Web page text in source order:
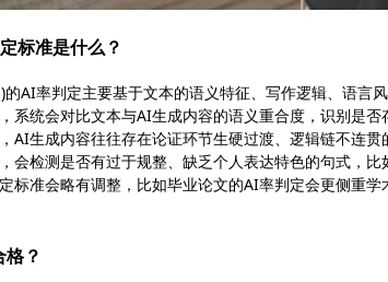
标准是什么？
AI率判定主要基于文本的语义特征、写作逻辑、语言风
系统会对比文本与AI生成内容的语义重合度，识别是否
AI生成内容往往存在论证环节生硬过渡、逻辑链不连贯
会检测是否有过于规整、缺乏个人表达特色的句式，比
标准会略有调整，比如毕业论文的AI率判定会更侧重
？